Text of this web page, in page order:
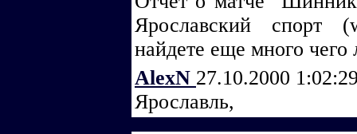
Ярославский спорт
найдете еще много
AlexN 27.10.2000
Ярославль,